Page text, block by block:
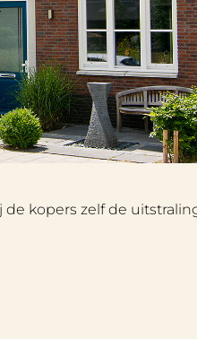
kopers zelf de